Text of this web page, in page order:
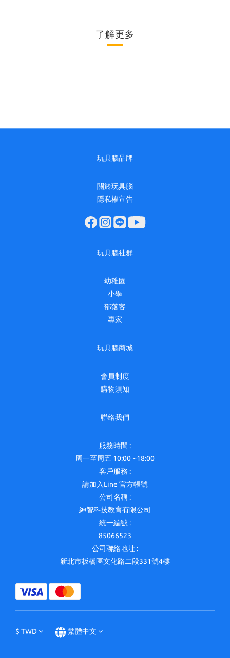
了解更多
玩具腦品牌
關於玩具腦
隱私權宣告
玩具腦社群
幼稚園
小學
部落客
專家
玩具腦商城
會員制度
購物須知
聯絡我們
服務時間 :
周一至周五 10:00 ~18:00
客戶服務 :
請加入Line 官方帳號
公司名稱 :
紳智科技教育有限公司
統一編號 :
85066523
公司聯絡地址 :
新北市板橋區文化路二段331號4樓
$ TWD 繁體中文